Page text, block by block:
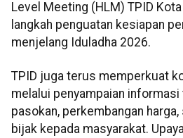
Level Meeting (HLM) TPID
langkah penguatan kesiapan
menjelang Iduladha 2026.
TPID juga terus memperkuat
melalui penyampaian
pasokan, perkembangan
bijak kepada masyarakat.